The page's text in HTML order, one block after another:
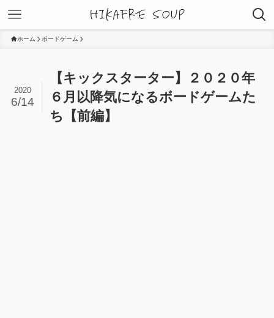
ホーム ボードゲーム
【キックスターター】２０２０年
６月以降気になるボードゲームた
ち【前編】
2020
6/14